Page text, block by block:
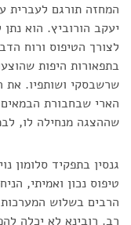
המחזה תורגם לעברית
יעקב הורוביץ. הוא
לצורך הטיפוס ורוח
בתפאורות היפות
שרשבסקי ושותפיו. את
הארי שבחבורת
שההצגה מנחילה לו,
גנסין בתפקיד סלומון
טיפוס נכון ואמיתי,
הרבים בשלוש
רב. רובינא לא יכלה